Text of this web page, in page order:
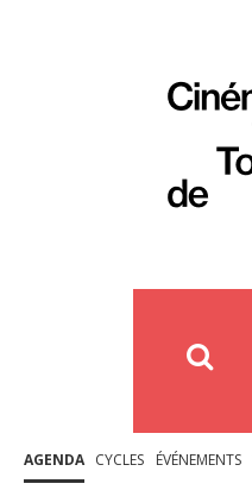
AGENDA CYCLES ÉVÉNEMENTS